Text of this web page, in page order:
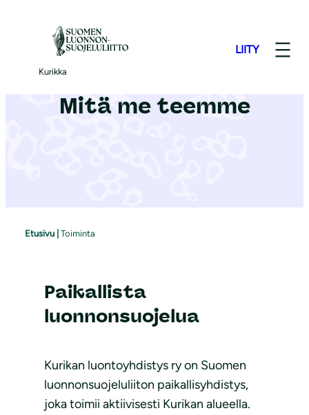
Kurikka
LIITY
Mitä me teemme
Etusivu Toiminta
Paikallista
luonnonsuojelua
Kurikan luontoyhdistys ry on Suomen
luonnonsuojeluliiton paikallisyhdistys,
joka toimii aktiivisesti Kurikan alueella.